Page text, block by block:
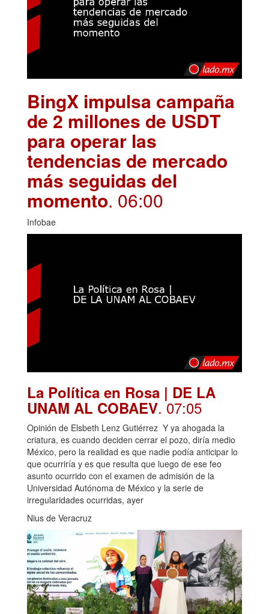
BingX impulsa campaña
de 2 millones de USDT
para operar las
tendencias de mercado
más seguidas del
momento. 06:00
Infobae
La Política en Rosa | DE LA
UNAM AL COBAEV. 07:05
Opinión de Elsbeth Lenz Gutiérrez Y ya ahogada la
criatura, es cuando deciden cerrar el pozo, diría medio
México, pero la realidad es que nadie podía anticipar lo
que ocurriría y es que resulta que luego de ese feo
asunto ocurrido con el examen de admisión de la
Universidad Autónoma de México y la serie de
irregularidades ocurridas, ayer
Nius de Veracruz